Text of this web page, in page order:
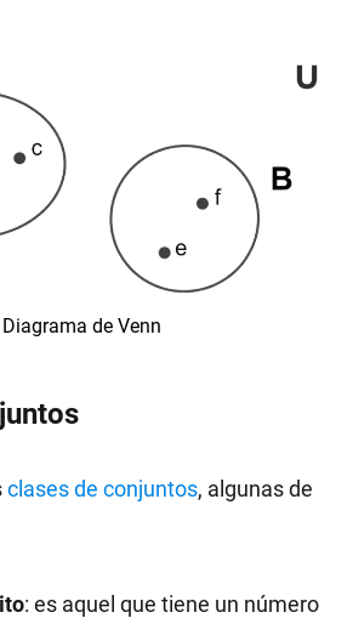
Diagrama de Venn
clases de conjuntos, algunas de
: es aquel que tiene un número